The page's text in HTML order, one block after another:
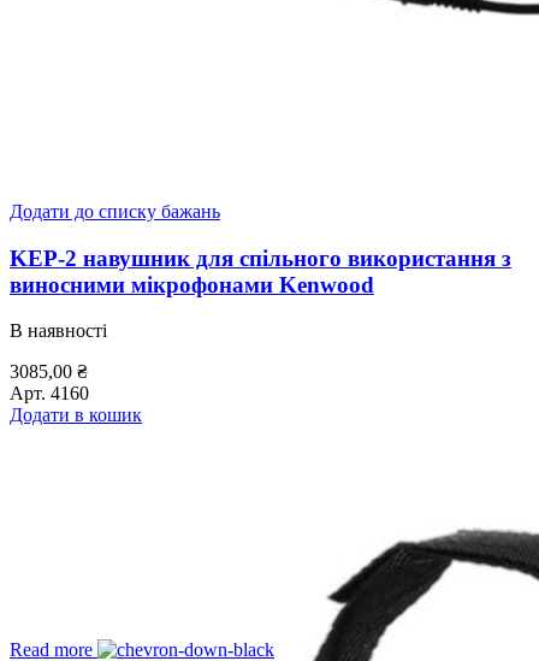
Додати до списку бажань
KEP-2 навушник для спільного використання з
виносними мікрофонами Kenwood
В наявності
3085,00 ₴
Арт. 4160
Додати в кошик
Read more